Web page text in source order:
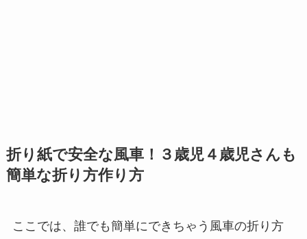
折り紙で安全な風車！３歳児４歳児さんも
簡単な折り方作り方
ここでは、誰でも簡単にできちゃう風車の折り方